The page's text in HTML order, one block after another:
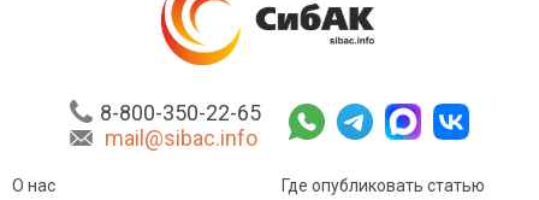
8-800-350-22-65
mail@sibac.info
О нас
Где опубликовать статью